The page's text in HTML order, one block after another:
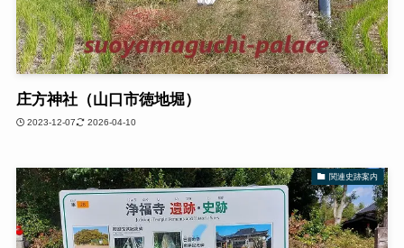
庄方神社（山口市徳地堀）
2023-12-07 2026-04-10
関連史跡案内